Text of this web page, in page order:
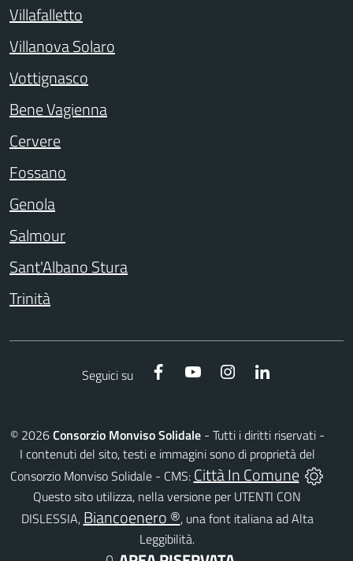
Villafalletto
Villanova Solaro
Vottignasco
Bene Vagienna
Cervere
Fossano
Genola
Salmour
Sant'Albano Stura
Trinità
Seguici su FacebookYouTubeInstagram
© 2026Consorzio Monviso Solidale- Tutti i diritti riservati -
I contenuti del sito, testi e immagini sono di proprietà del
Consorzio Monviso Solidale - CMS: Città In Comune
Questo sito utilizza, nella versione per UTENTI CON
DISLESSIA,Biancoenero ®, una font italiana ad Alta
Leggibilità.